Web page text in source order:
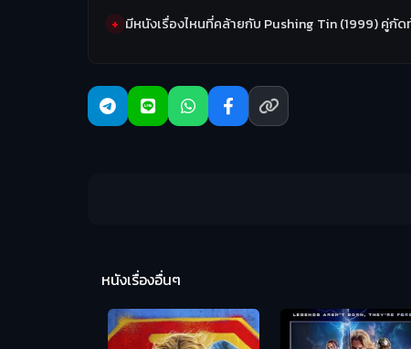
มีหนังเรื่องไหนที่คล้ายกับ Pushing Tin (1999) คู่กัด
หนังเรื่องอื่นๆ